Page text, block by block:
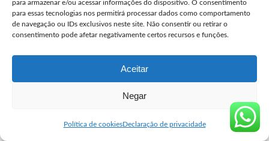
para armazenar e/ou acessar informações do dispositivo. O consentimento
para essas tecnologias nos permitirá processar dados como comportamento
de navegação ou IDs exclusivos neste site. Não consentir ou retirar o
consentimento pode afetar negativamente certos recursos e funções.
Aceitar
Negar
Política de cookiesDeclaração de privacidade
© Copyright segurocyto.com venda de Cytotec original